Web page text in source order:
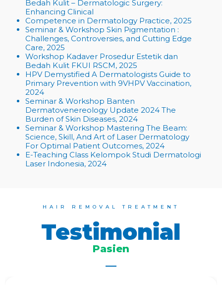
Bedah Kulit – Dermatologic Surgery:
Enhancing Clinical
Competence in Dermatology Practice, 2025
Seminar & WorkshopSkin Pigmentation :
Challenges, Controversies, and Cutting Edge
Care, 2025
Workshop Kadaver Prosedur Estetik dan
Bedah Kulit FKUI RSCM, 2025
HPV Demystified A Dermatologists Guide to
Primary Prevention with 9VHPV Vaccination,
2024
Seminar & Workshop Banten
Dermatovenereology Update 2024 The
Burden of Skin Diseases,2024
Seminar & Workshop Mastering The Beam:
Science, Skill, And Art of Laser Dermatology
For Optimal PatientOutcomes, 2024
E-Teaching Class Kelompok Studi Dermatologi
Laser Indonesia, 2024
HAIR REMOVAL TREATMENT
Testimonial
Pasien